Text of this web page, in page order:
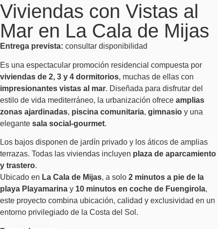
Viviendas con Vistas al
Mar en La Cala de Mijas
Entrega prevista: consultar disponibilidad
Es una espectacular promoción residencial compuesta por
viviendas de 2, 3 y 4 dormitorios, muchas de ellas con
impresionantes vistas al mar. Diseñada para disfrutar del
estilo de vida mediterráneo, la urbanización ofrece amplias
zonas ajardinadas, piscina comunitaria, gimnasio y una
elegante sala social-gourmet.
Los bajos disponen de jardín privado y los áticos de amplias
terrazas. Todas las viviendas incluyen plaza de aparcamiento
y trastero.
Ubicado en La Cala de Mijas, a solo 2 minutos a pie de la
playa Playamarina y 10 minutos en coche de Fuengirola,
este proyecto combina ubicación, calidad y exclusividad en un
entorno privilegiado de la Costa del Sol.